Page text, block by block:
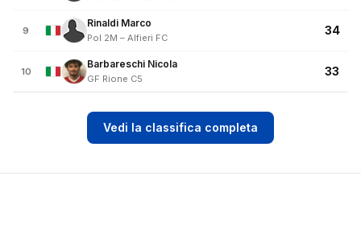
9
Rinaldi Marco
Pol 2M – Alfieri FC
34
10
Barbareschi Nicola
GF Rione C5
33
Vedi la classifica completa